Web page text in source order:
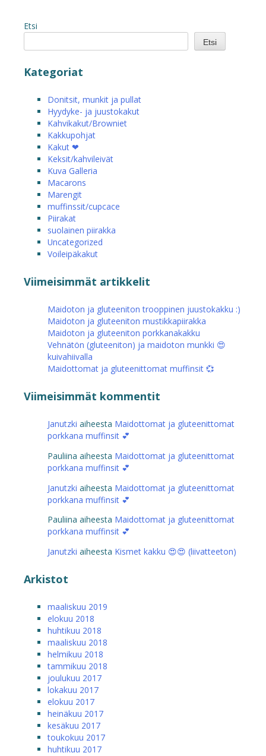
Etsi
Etsi
Kategoriat
Donitsit, munkit ja pullat
Hyydyke- ja juustokakut
Kahvikakut/Browniet
Kakkupohjat
Kakut ❤
Keksit/kahvileivät
Kuva Galleria
Macarons
Marengit
muffinssit/cupcace
Piirakat
suolainen piirakka
Uncategorized
Voileipäkakut
Viimeisimmät artikkelit
Maidoton ja gluteeniton trooppinen juustokakku :)
Maidoton ja gluteeniton mustikkapiirakka
Maidoton ja gluteeniton porkkanakakku
Vehnätön (gluteeniton) ja maidoton munkki 😍
kuivahiivalla
Maidottomat ja gluteenittomat muffinsit 💞
Viimeisimmät kommentit
Janutzki aiheesta Maidottomat ja gluteenittomat
porkkana muffinsit 💕
Pauliina aiheesta Maidottomat ja gluteenittomat
porkkana muffinsit 💕
Janutzki aiheesta Maidottomat ja gluteenittomat
porkkana muffinsit 💕
Pauliina aiheesta Maidottomat ja gluteenittomat
porkkana muffinsit 💕
Janutzki aiheesta Kismet kakku 😍😍 (liivatteeton)
Arkistot
maaliskuu 2019
elokuu 2018
huhtikuu 2018
maaliskuu 2018
helmikuu 2018
tammikuu 2018
joulukuu 2017
lokakuu 2017
elokuu 2017
heinäkuu 2017
kesäkuu 2017
toukokuu 2017
huhtikuu 2017